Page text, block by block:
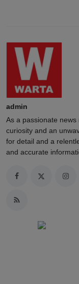
admin
As a passionate
curiosity and an
for detail and a
and accurate